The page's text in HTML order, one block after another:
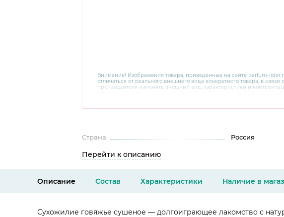
Внимание! Изображения товара, приведенные на сайте parfum-lider
отличаться от реального внешнего вида конкретного товара, в связи
производителя изменять внешний вид, характеристики и
консультантов по номеру 8 800 200 78 80.
Страна Россия
Перейти к описанию
Описание Состав Характеристики Наличие в
Сухожилие говяжье сушеное — долгоиграющее лакомство с